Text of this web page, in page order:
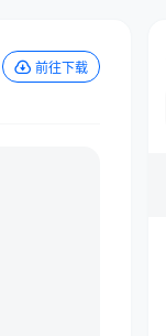
前往下载